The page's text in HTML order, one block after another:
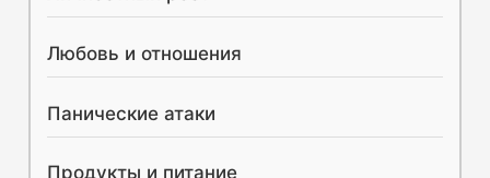
Любовь и отношения
Панические атаки
Продукты и питание